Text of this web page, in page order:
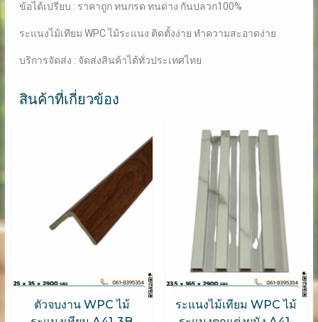
ข้อได้เปรียบ : ราคาถูก ทนกรด ทนด่าง กันปลวก100%
ระแนงไม้เทียม WPC ไม้ระแนง ติดตั้งง่าย ทำความสะอาดง่าย
บริการจัดส่ง : จัดส่งสินค้าได้ทั่วประเทศไทย
สินค้าที่เกี่ยวข้อง
ตัวจบงาน WPC​ ไม้
ระแนงไม้เทียม WPC ไม้